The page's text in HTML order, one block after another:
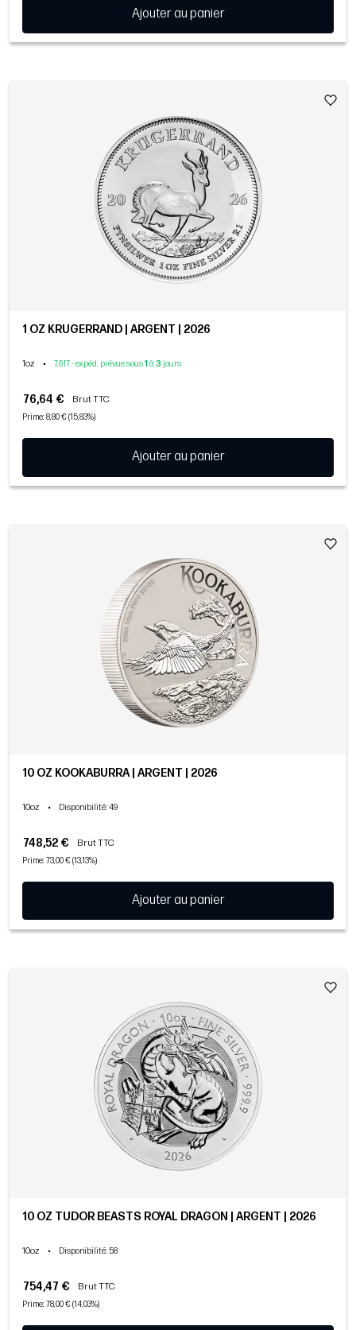
Ajouter au panier
1 OZ KRUGERRAND | ARGENT | 2026
1oz • 7,617 - expéd. prévue sous1 à 3 jours
76,64 € Brut TTC
Prime: 8,80 € (15,83%)
Ajouter au panier
10 OZ KOOKABURRA | ARGENT | 2026
10oz • Disponibilité: 49
748,52 € Brut TTC
Prime: 73,00 € (13,13%)
Ajouter au panier
10 OZ TUDOR BEASTS ROYAL DRAGON | ARGENT | 2026
10oz • Disponibilité: 58
754,47 € Brut TTC
Prime: 78,00 € (14,03%)